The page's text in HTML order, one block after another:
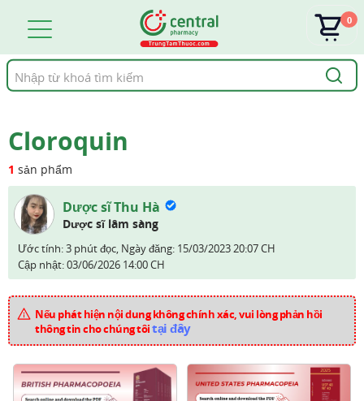
Tìm
kiếm
0
Cloroquin
1 sản phẩm
Dược sĩ Thu Hà
Dược sĩ lâm sàng
Ước tính: 3 phút đọc, Ngày đăng: 15/03/2023 20:07 CH
Cập nhật:03/06/2026 14:00 CH
Nếu phát hiện nội dung không chính xác, vui lòng phản hồi
thông tin cho chúng tôitại đây